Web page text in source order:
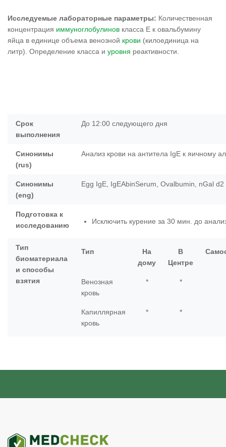
Исследуемые лабораторные параметры: Количественная
концентрация иммуноглобулинов класса Е к овальбумину
яйца в единице объема венозной крови (килоединица на
литр). Определение класса и уровня реактивности.
Срок
выполнения
До 12:00 следующего дня
Синонимы
(rus)
Анализ крови на антитела IgE к яичному
Синонимы
(eng)
Egg IgE, IgEAbinSerum, Ovalbumin, nGal d2
Подготовка к
исследованию
Исключить курение за 30 мин. до
Тип
биоматериала
и способы
взятия
Тип
На
дому
В
Центре
Венозная
кровь
* *
Капиллярная
кровь
* *